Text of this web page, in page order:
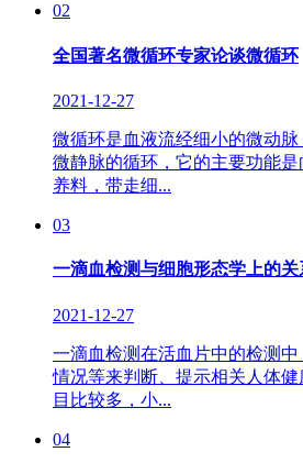
02
全国著名微循环专家论谈微循环
2021-12-27
微循环是血液流经细小的微动
微静脉的循环，它的主要功能
养料，带走细...
03
一滴血检测与细胞形态学上的
2021-12-27
一滴血检测在活血片中的检测
情况等来判断、提示相关人体
目比较多，小...
04